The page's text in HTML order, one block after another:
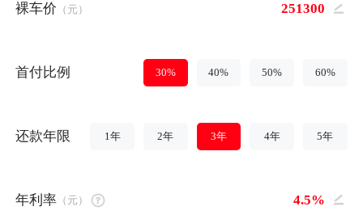
裸车价 （元）
首付比例 30% 40% 50% 60%
还款年限 1年 2年 3年 4年 5年
年利率 （元）